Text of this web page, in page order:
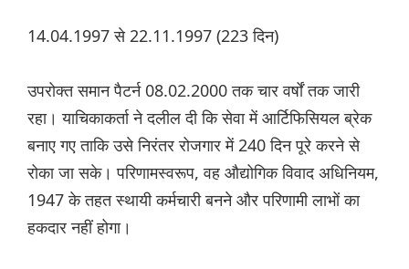
14.04.1997 से 22.11.1997 (223 दिन)
उपरोक्त समान पैटर्न 08.02.2000 तक चार वर्षों तक जारी
रहा। याचिकाकर्ता ने दलील दी कि सेवा में आर्टिफिसियल ब्रेक
बनाए गए ताकि उसे निरंतर रोजगार में 240 दिन पूरे करने से
रोका जा सके। परिणामस्वरूप, वह औद्योगिक विवाद अधिनियम,
1947 के तहत स्थायी कर्मचारी बनने और परिणामी लाभों का
हकदार नहीं होगा।